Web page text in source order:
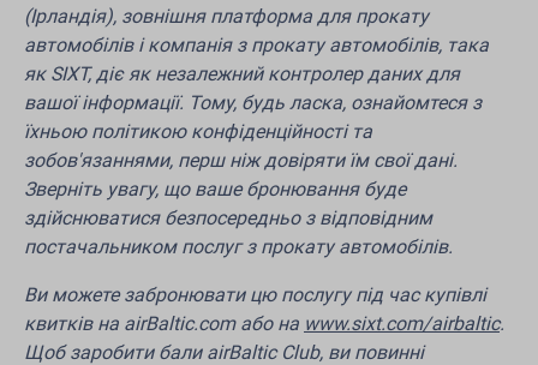
(Ірландія), зовнішня платформа для прокату
автомобілів і компанія з прокату автомобілів, така
як SIXT, діє як незалежний контролер даних для
вашої інформації. Тому, будь ласка, ознайомтеся з
їхньою політикою конфіденційності та
зобов'язаннями, перш ніж довіряти їм свої дані.
Зверніть увагу, що ваше бронювання буде
здійснюватися безпосередньо з відповідним
постачальником послуг з прокату автомобілів.
Ви можете забронювати цю послугу під час купівлі
квитків на airBaltic.com або на www.sixt.com/airbaltic.
Щоб заробити бали airBaltic Club, ви повинні